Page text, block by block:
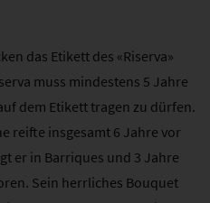
das Etikett des «Riserva»
muss mindestens 5 Jahre
dem Etikett tragen zu dürfen.
reifte insgesamt 6 Jahre vor
er in Barriques und 3 Jahre
Sein herrliches Bouquet